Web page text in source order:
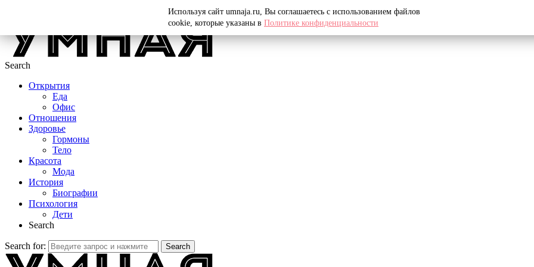
Search
Открытия
Еда
Офис
Отношения
Здоровье
Гормоны
Тело
Красота
Мода
История
Биографии
Психология
Дети
Search
Search for: Search
Используя сайт umnaja.ru, Вы соглашаетесь с использованием файлов
cookie, которые указаны в Политике конфиденциальности